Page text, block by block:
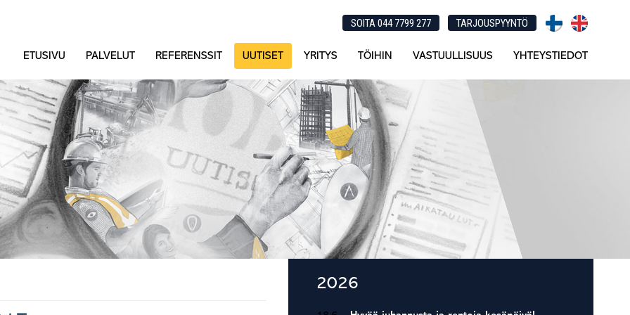
SOITA 044 7799 277 TARJOUSPYYNTÖ
ETUSIVU PALVELUT REFERENSSIT UUTISET YRITYS TÖIHIN VASTUULLISUUS YHTEYSTIEDOT
Ensisijainen
2026